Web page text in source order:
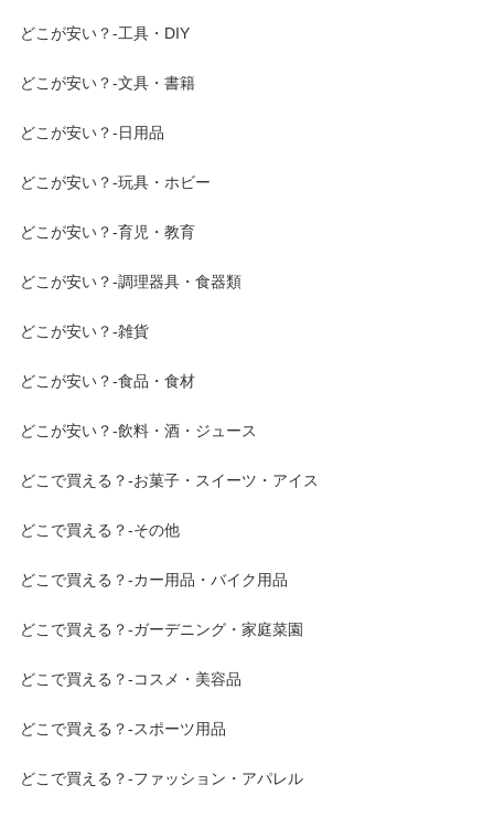
どこが安い？-工具・DIY
どこが安い？-文具・書籍
どこが安い？-日用品
どこが安い？-玩具・ホビー
どこが安い？-育児・教育
どこが安い？-調理器具・食器類
どこが安い？-雑貨
どこが安い？-食品・食材
どこが安い？-飲料・酒・ジュース
どこで買える？-お菓子・スイーツ・アイス
どこで買える？-その他
どこで買える？-カー用品・バイク用品
どこで買える？-ガーデニング・家庭菜園
どこで買える？-コスメ・美容品
どこで買える？-スポーツ用品
どこで買える？-ファッション・アパレル